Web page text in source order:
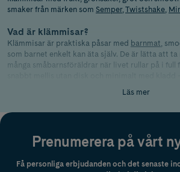
smaker från märken som Semper, Twistshake
Vad är klämmisar?
Klämmisar är praktiska påsar med barnmat ,
som barnet enkelt kan äta själv. De är lätta att
många småbarnsföräldrar när livet rullar på i full
Klämmisar – från vilken ålder?
Innehåll
4–6 månader släta puréer och smakportioner
Läs mer
Prenumerera på vårt
Få personliga erbjudanden och det senaste